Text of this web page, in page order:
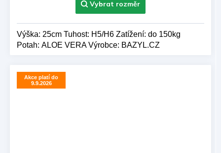
Výška: 25cm Tuhost: H5/H6 Zatížení: do 150kg
Potah: ALOE VERA Výrobce: BAZYL.CZ
Akce platí do
9.9.2026